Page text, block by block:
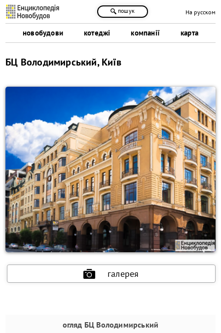
новобудови котеджі компанії карта
пошук На русском
БЦ Володимирський, Київ
галерея
огляд БЦ Володимирський